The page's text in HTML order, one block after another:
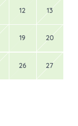
12 13
19 20
26 27